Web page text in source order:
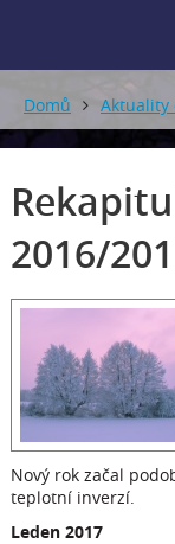
Domů Aktuality
zimy 2016/2017 II.
2016/
Nový rok začal
teplotní inverzí.
Leden 2017